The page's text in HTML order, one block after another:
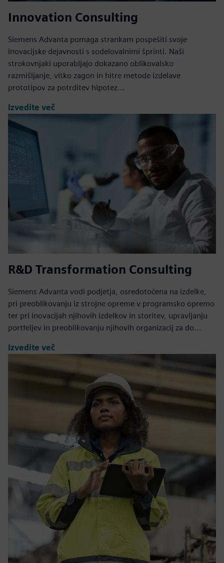
Innovation Consulting
Siemens Advanta pomaga strankam pospešiti svoje
inovacijske dejavnosti s sodelovalnimi šprinti. Naši
strokovnjaki uporabljajo dokazano oblikovalsko
razmišljanje, vitko zagon in hitre metode izdelave
prototipov za potrditev hipotez...
Izvedite več
R&D Transformation Consulting
Siemens Advanta vodi podjetja, osredotočena na izdelke,
pri preoblikovanju iz strojne opreme v programsko opremo
ter pri inovacijah njihovih izdelkov in storitev, upravljanju
portfeljev in preoblikovanju njihovih organizacij za do...
Izvedite več